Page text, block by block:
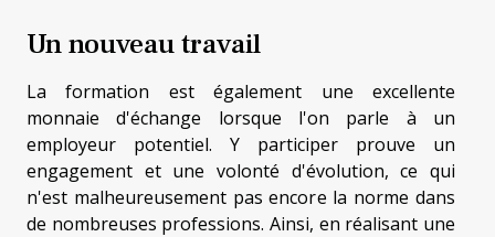
Un nouveau travail
La formation est également une excellente
monnaie d'échange lorsque l'on parle à un
employeur potentiel. Y participer prouve un
engagement et une volonté d'évolution, ce qui
n'est malheureusement pas encore la norme dans
de nombreuses professions. Ainsi, en réalisant une